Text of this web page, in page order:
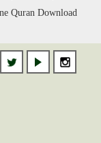
Quran Download